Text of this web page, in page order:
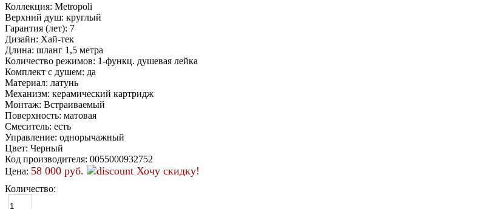
Коллекция: Metropoli
Верхний душ: круглый
Гарантия (лет): 7
Дизайн: Хай-тек
Длина: шланг 1,5 метра
Количество режимов: 1-функц. душевая лейка
Комплект с душем: да
Материал: латунь
Механизм: керамический картридж
Монтаж: Встраиваемый
Поверхность: матовая
Смеситель: есть
Управление: однорычажный
Цвет: Черный
Код производителя: 0055000932752
Цена: 58 000 руб. Хочу скидку!
Количество: